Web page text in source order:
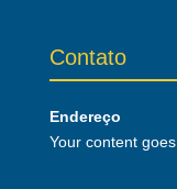
Contato
Endereço
Your content goes